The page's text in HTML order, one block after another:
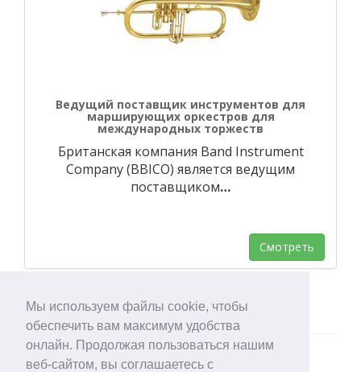
Мы используем файлы cookie, чтобы
обеспечить вам максимум удобства
онлайн. Продолжая пользоваться нашим
веб-сайтом, вы соглашаетесь с
Ведущий поставщик инструментов для
марширующих оркестров для
международных торжеств
Британская компания Band Instrument
Company (BBICO) является ведущим
поставщиком…
Смотреть